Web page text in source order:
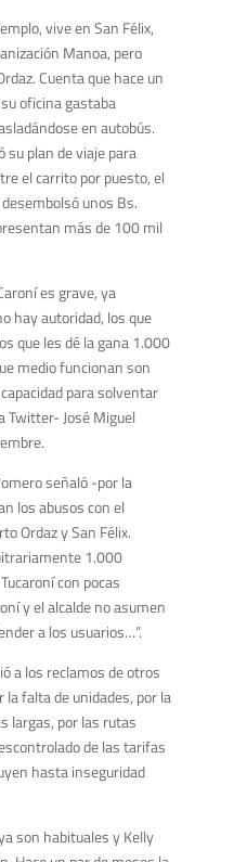
vive en San Félix,
Manoa, pero
Cuenta que hace un
oficina gastaba
en autobús.
su plan de viaje para
el carrito por puesto, el
unos Bs.
más de 100 mil
es grave, ya
hay autoridad, los que
que les dé la gana 1.000
medio funcionan son
para solventar
Twitter- José Miguel
señaló -por la
los abusos con el
Ordaz y San Félix.
1.000
con pocas
y el alcalde no asumen
a los usuarios…”.
a los reclamos de otros
falta de unidades, por la
largas, por las rutas
de las tarifas
hasta inseguridad
son habituales y Kelly